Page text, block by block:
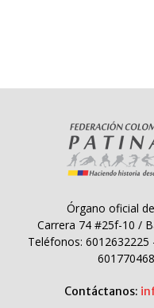
Órgano oficial
Carrera 74 #25f-10 /
Teléfonos: 6012632225
Contáctanos: